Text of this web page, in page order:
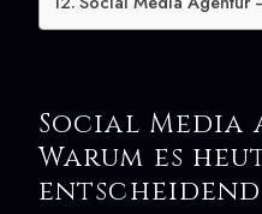
Social Media
Warum es